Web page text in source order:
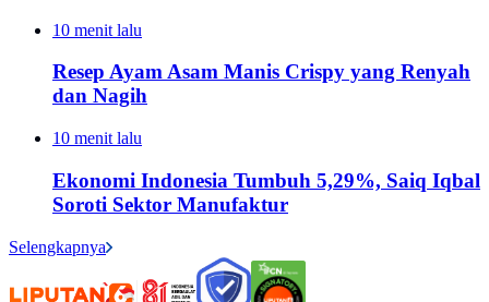
10 menit lalu
Resep Ayam Asam Manis Crispy yang Renyah
dan Nagih
10 menit lalu
Ekonomi Indonesia Tumbuh 5,29%, Saiq Iqbal
Soroti Sektor Manufaktur
Selengkapnya